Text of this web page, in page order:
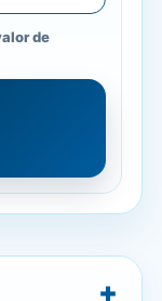
de